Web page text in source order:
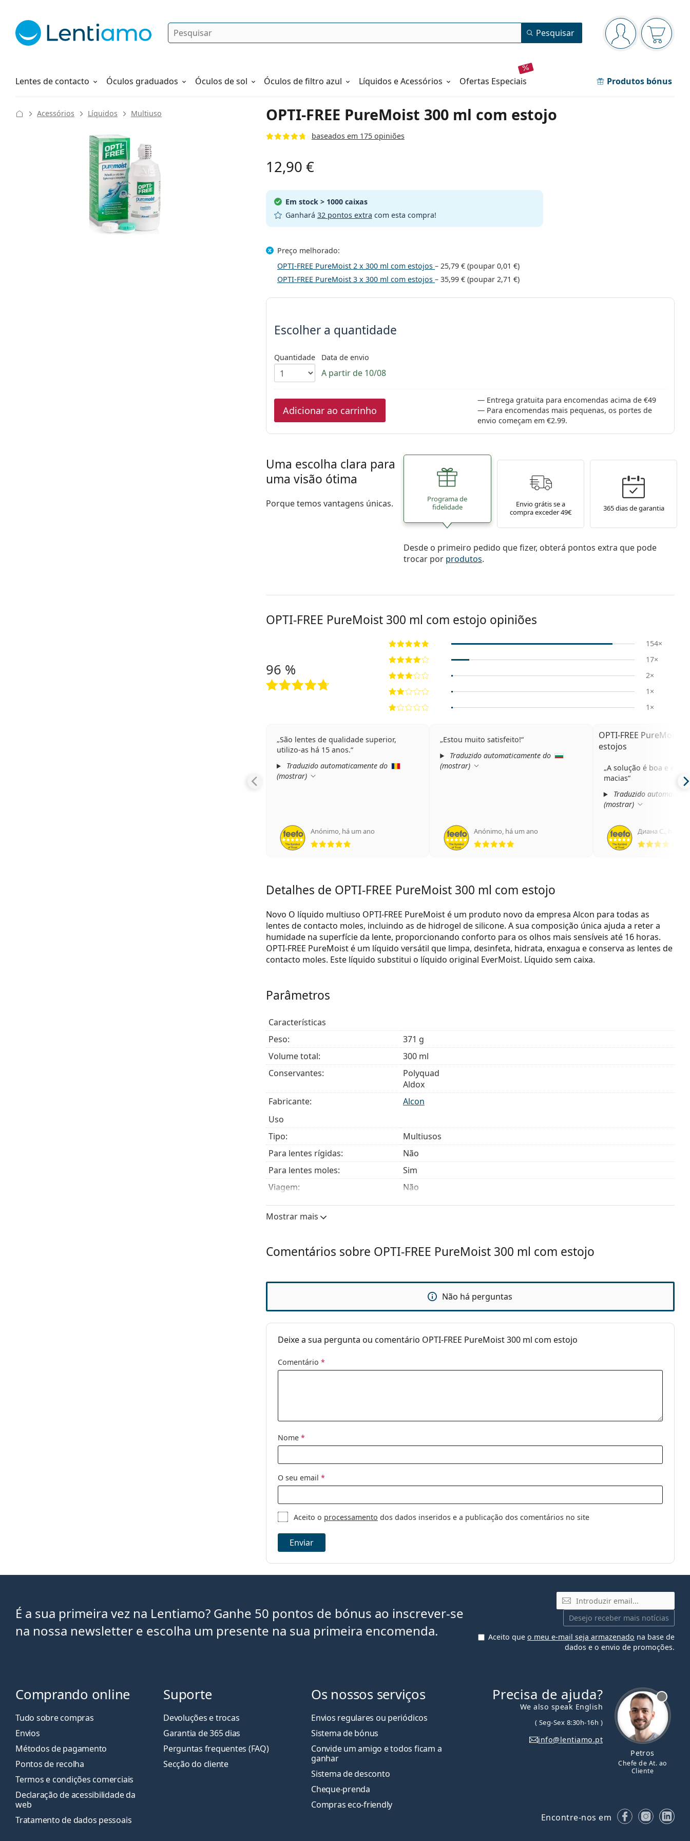
Painel de navegação
está conectado
O cesto
Pesquisar Pesquisar
Lentes de contacto
Líquidos Óculos graduados Óculos de sol Óculos de filtro azul Líquidos e Acessórios ofertas especiais Produtos bónus
Como fazer um pedido
OPTI-FREE PureMoist 300 ml com estojo
baseados em 175 opiniões
Acessórios Líquidos Multiuso
12,90 €
Em stock > 1000 caixas
Ganhará 32 pontos extra com esta compra!
Preço melhorado:
OPTI-FREE PureMoist 2 x 300 ml com estojos–25,79 € (poupar0,01 €)
OPTI-FREE PureMoist 3 x 300 ml com estojos–35,99 € (poupar2,71 €)
Escolher parâmetros
Escolher a quantidade
Quantidade Data de envio
A partir de 10/08
Adicionar ao carrinho
Entrega gratuita para encomendas acima de €49
Para encomendas mais pequenas, os portes de
envio começam em €2.99.
Uma escolha clara para
uma visão ótima
Porque temos vantagens únicas.
Programa de
fidelidade
Envio grátis se a
compra exceder 49€
365 dias de garantia
Desde o primeiro pedido que fizer, obterá pontos extra que pode
trocar por produtos.
OPTI-FREE PureMoist 300 ml com estojo opiniões
96 %
154×
17×
2×
1×
1×
São lentes de qualidade superior,
utilizo-as há 15 anos.
Traduzido automaticamente do
(mostrar)
Anónimo, há um ano
Estou muito satisfeito!
Traduzido automaticamente do
(mostrar)
Anónimo, há um ano
OPTI-FREE PureMoist
estojos
A solução é boa e
macias
Traduzido
(mostrar)
Диана С.,
Detalhes de OPTI-FREE PureMoist 300 ml com estojo
Novo O líquido multiuso OPTI-FREE PureMoist é um produto novo da empresa Alcon para todas as
lentes de contacto moles, incluindo as de hidrogel de silicone. A sua composição única ajuda a reter a
humidade na superfície da lente, proporcionando conforto para os olhos mais sensíveis até 16 horas.
OPTI-FREE PureMoist é um líquido versátil que limpa, desinfeta, hidrata, enxagua e conserva as lentes de
contacto moles. Este líquido substitui o líquido original EverMoist. Líquido sem caixa.
Parâmetros
Características
Peso:
371 g
Volume total:
300 ml
Conservantes:
Polyquad
Aldox
Fabricante:
Alcon
Uso
Tipo:
Multiusos
Para lentes rígidas:
Não
Para lentes moles:
Sim
Viagem:
Não
Validade:
Pelo menos 29 meses
Usar após abertura:
Estojos por embalagem:
1
Acessórios
Volume do estojo:
2 x 4.2 ml
Mostrar mais
Comentários sobre OPTI-FREE PureMoist 300 ml com estojo
Não há perguntas
Deixe a sua pergunta ou comentário OPTI-FREE PureMoist 300 ml com estojo
Comentário *
Nome *
O seu email *
Aceito o processamento dos dados inseridos e a publicação dos comentários no site
Enviar
É a sua primeira vez na Lentiamo? Ganhe 50 pontos de bónus ao inscrever-se
na nossa newsletter e escolha um presente na sua primeira encomenda.
Email
Desejo receber mais notícias
Aceito que o meu e-mail seja armazenado na base de
dados e o envio de promoções.
Petros
Chefe de At. ao
Cliente
Precisa de ajuda?
We also speak English
( Seg-Sex 8:30h-16h )
info@lentiamo.pt
Comprando online
Tudo sobre compras
Envios
Métodos de pagamento
Pontos de recolha
Termos e condições comerciais
Declaração de acessibilidade da
web
Tratamento de dados pessoais
Suporte
Devoluções e trocas
Garantia de 365 dias
Perguntas frequentes (FAQ)
Secção do cliente
Os nossos serviços
Envios regulares ou periódicos
Sistema de bónus
Convide um amigo e todos ficam a
ganhar
Sistema de desconto
Cheque-prenda
Compras eco-friendly
Encontre-nos em Facebook